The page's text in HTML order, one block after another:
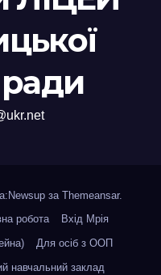
ради
заThemeansar.
робота
Вхід Мрія
Для осіб з ООП
навчальний заклад